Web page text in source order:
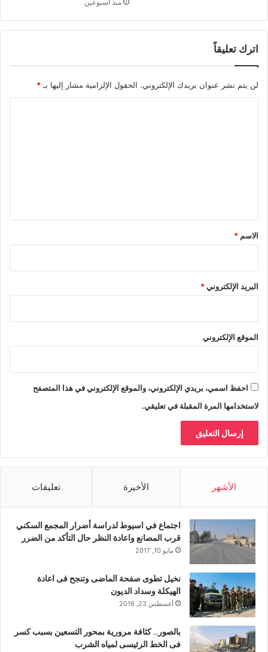
منذ أسبوعين
اترك تعليقاً
لن يتم نشر عنوان بريدك الإلكتروني. الحقول الإلزامية مشار إليها بـ*
*
الاسم *
البريد الإلكتروني*
الموقع الإلكتروني
احفظ اسمي، بريدي الإلكتروني، والموقع الإلكتروني في هذا المتصفح
لاستخدامها المرة المقبلة في تعليقي.
الأشهر الأخيرة تعليقات
اجتماع في اسيوط لدراسة أضرار المجمع السكني
قرب المصانع واعادة النظر حال التأكد من الضرر
مايو 10, 2017
نخيل تطوى صفحة الماضى وتنجح فى اعادة
الهيكلة وسداد الديون
أغسطس 23, 2016
بالصور.. كثافة مرورية بمحور التسعين بسبب كسر
فى الخط الرئيسى لمياه الشرب